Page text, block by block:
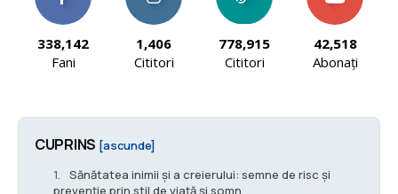
338,142
Fani
1,406
Cititori
778,915
Cititori
42,518
Abonați
CUPRINS [ascunde]
Sănătatea inimii și a creierului: semne de risc și
prevenție prin stil de viață și somn